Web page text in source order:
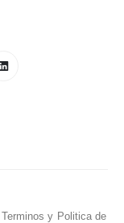
Terminos y Politica de